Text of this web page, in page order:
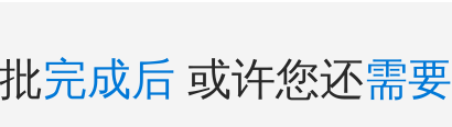
完成后 或许您还需要